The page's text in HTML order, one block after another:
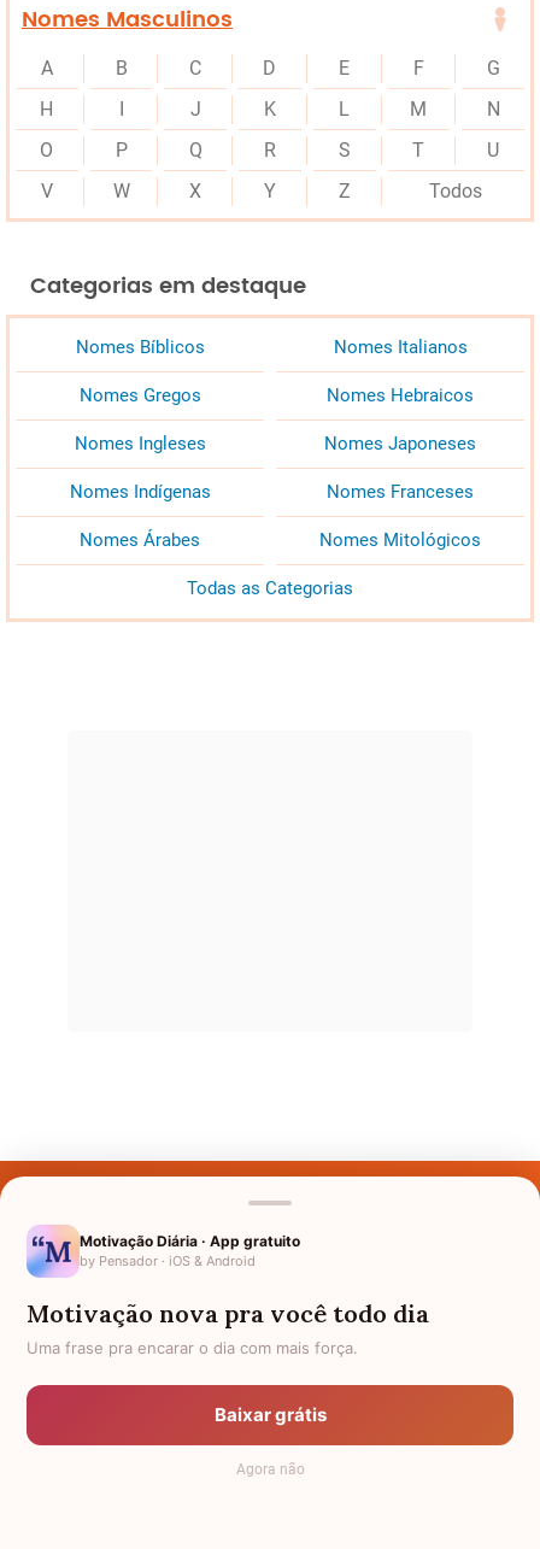
Nomes Masculinos
A B C D E F
G
H
I J K L M
N
O
P Q R S T
U
V
W X Y Z Todos
Categorias em destaque
Nomes Bíblicos Nomes Italianos
Nomes Gregos Nomes Hebraicos
Nomes Ingleses Nomes Japoneses
Nomes Indígenas Nomes Franceses
Nomes Árabes Nomes Mitológicos
Todas as Categorias
Nomes pelo Mundo
Política de Privacidade
Anuncie
Termos de Uso
Motivação Diária · App gratuito
by Pensador · iOS & Android
Motivação nova pra você todo dia
Uma frase pra encarar o dia com mais força.
Baixar grátis
Agora não